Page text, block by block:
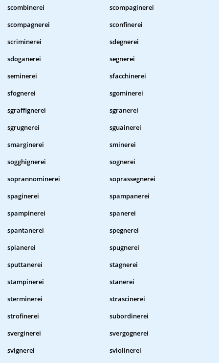
scombinerei
scompaginerei
scompagnerei
sconfinerei
scriminerei
sdegnerei
sdoganerei
segnerei
seminerei
sfacchinerei
sfognerei
sgominerei
sgraffignerei
sgranerei
sgrugnerei
sguainerei
smarginerei
sminerei
sogghignerei
sognerei
soprannominerei
soprassegnerei
spaginerei
spampanerei
spampinerei
spanerei
spantanerei
spegnerei
spianerei
spugnerei
sputtanerei
stagnerei
stampinerei
stanerei
sterminerei
strascinerei
strofinerei
subordinerei
sverginerei
svergognerei
svignerei
sviolinerei